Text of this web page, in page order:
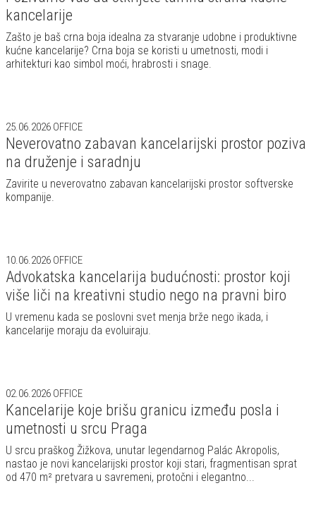
kancelarije
Zašto je baš crna boja idealna za stvaranje udobne i produktivne
kućne kancelarije? Crna boja se koristi u umetnosti, modi i
arhitekturi kao simbol moći, hrabrosti i snage.
25.06.2026 OFFICE
Neverovatno zabavan kancelarijski prostor poziva
na druženje i saradnju
Zavirite u neverovatno zabavan kancelarijski prostor softverske
kompanije.
10.06.2026 OFFICE
Advokatska kancelarija budućnosti: prostor koji
više liči na kreativni studio nego na pravni biro
U vremenu kada se poslovni svet menja brže nego ikada, i
kancelarije moraju da evoluiraju.
02.06.2026 OFFICE
Kancelarije koje brišu granicu između posla i
umetnosti u srcu Praga
U srcu praškog Žižkova, unutar legendarnog Palác Akropolis,
nastao je novi kancelarijski prostor koji stari, fragmentisan sprat
od 470 m² pretvara u savremeni, protočni i elegantno...